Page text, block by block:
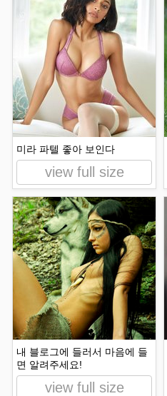
미라 파텔 좋아 보인다
view full size
내 블로그에 들러서 마음에 들
면 알려주세요!
view full size